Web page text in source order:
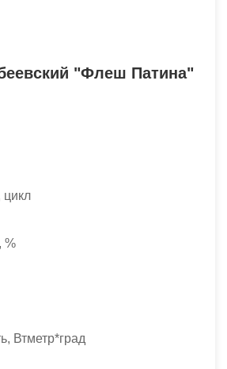
"Флеш Патина"
цикл
%
Втметр*град